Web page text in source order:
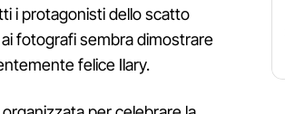
i protagonisti dello scatto
fotografi sembra dimostrare
felice Ilary.